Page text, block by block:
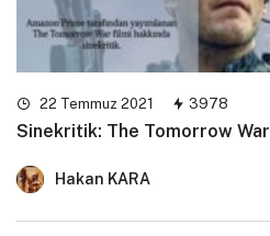
22 Temmuz 2021 3978
Sinekritik: The Tomorrow War
Hakan KARA